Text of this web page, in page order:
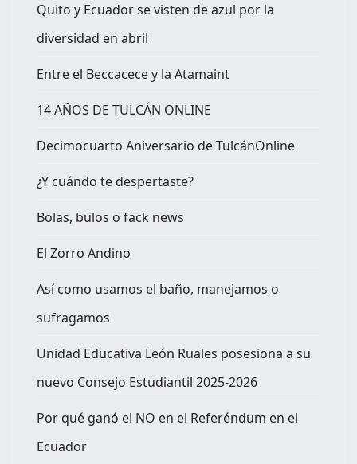
Quito y Ecuador se visten de azul por la
diversidad en abril
Entre el Beccacece y la Atamaint
14 AÑOS DE TULCÁN ONLINE
Decimocuarto Aniversario de TulcánOnline
¿Y cuándo te despertaste?
Bolas, bulos o fack news
El Zorro Andino
Así como usamos el baño, manejamos o
sufragamos
Unidad Educativa León Ruales posesiona a su
nuevo Consejo Estudiantil 2025-2026
Por qué ganó el NO en el Referéndum en el
Ecuador